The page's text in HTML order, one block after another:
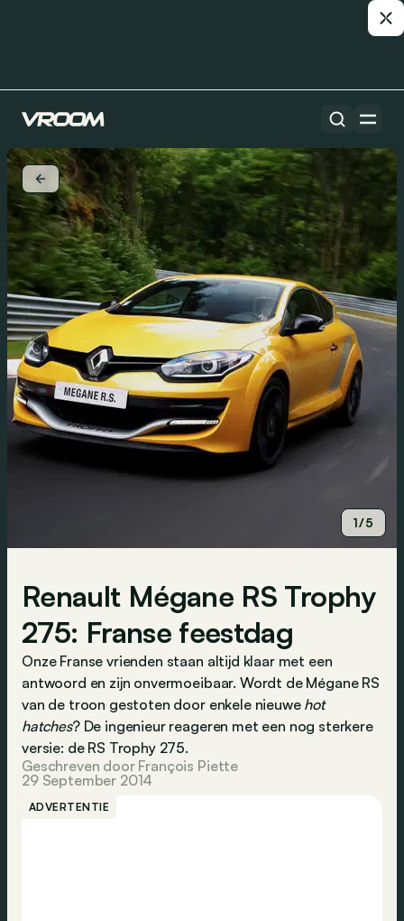
1/5
Renault Mégane RS Trophy
275: Franse feestdag
Onze Franse vrienden staan altijd klaar met een
antwoord en zijn onvermoeibaar. Wordt de Mégane RS
van de troon gestoten door enkele nieuwe hot
hatches? De ingenieur reageren met een nog sterkere
versie: de RS Trophy 275.
Geschreven door François Piette
29 September 2014
ADVERTENTIE